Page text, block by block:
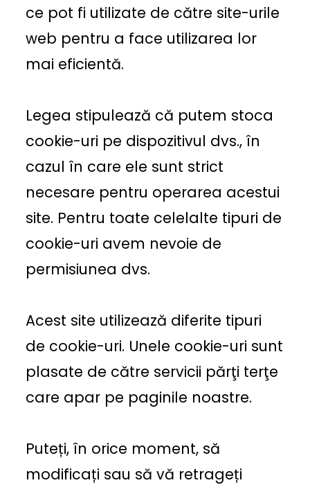
ce pot fi utilizate de către site-urile
web pentru a face utilizarea lor
mai eficientă.
Legea stipulează că putem stoca
cookie-uri pe dispozitivul dvs., în
cazul în care ele sunt strict
necesare pentru operarea acestui
site. Pentru toate celelalte tipuri de
cookie-uri avem nevoie de
permisiunea dvs.
Acest site utilizează diferite tipuri
de cookie-uri. Unele cookie-uri sunt
plasate de către servicii părţi terţe
care apar pe paginile noastre.
Puteți, în orice moment, să
modificați sau să vă retrageți